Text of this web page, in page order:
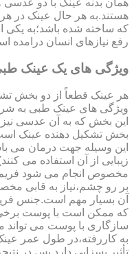
هستند.به هر حال عینک در
که ساخته شده باشد؛به یکی
رفع نیازهای انسان درامده
ویژگی های یک عینک
هر عینک قطعاً از دو بخش
ویژگی های عینک طبی به
این بخش که به آن عدسی
بخش تشکیل دهنده عینک
این وسیله جهت درمان می
زیبایی از آن استفاده می
مخصوص انجام می شود فریم:
بر رو چشم،نیاز به قابی
آن بسیار مهم است.جنس
که ممکن است با پوست برخی
سازگاری با پوست می تواند
به کاررفته،در طول عمر